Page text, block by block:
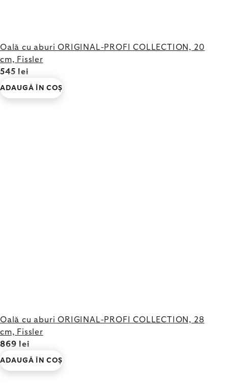
Oală cu aburi ORIGINAL-PROFI COLLECTION, 20
cm, Fissler
545 lei
ADAUGĂ ÎN COŞ
Oală cu aburi ORIGINAL-PROFI COLLECTION, 28
cm, Fissler
869 lei
ADAUGĂ ÎN COŞ